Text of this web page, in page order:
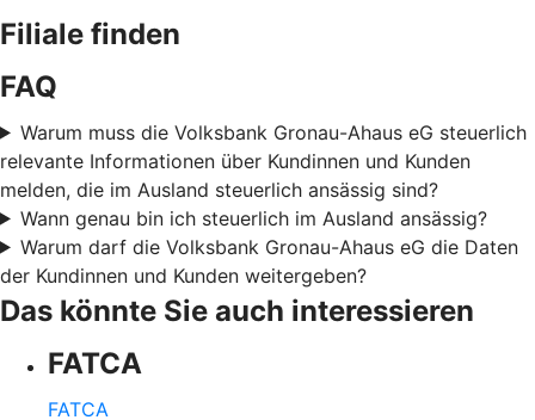
Filiale finden
FAQ
Warum muss die Volksbank Gronau-Ahaus eG steuerlich
relevante Informationen über Kundinnen und Kunden
melden, die im Ausland steuerlich ansässig sind?
Wann genau bin ich steuerlich im Ausland ansässig?
Warum darf die Volksbank Gronau-Ahaus eG die Daten
der Kundinnen und Kunden weitergeben?
Das könnte Sie auch interessieren
FATCA
FATCA